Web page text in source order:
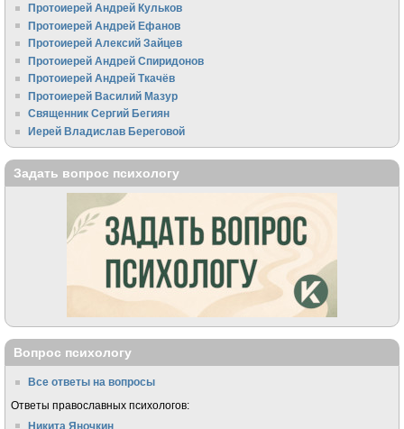
Протоиерей Андрей Кульков
Протоиерей Андрей Ефанов
Протоиерей Алексий Зайцев
Протоиерей Андрей Спиридонов
Протоиерей Андрей Ткачёв
Протоиерей Василий Мазур
Священник Сергий Бегиян
Иерей Владислав Береговой
Задать вопрос психологу
Вопрос психологу
Все ответы на вопросы
Ответы православных психологов:
Никита Яночкин